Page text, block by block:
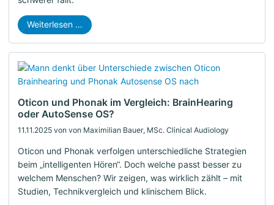
Weiterlesen …
11.11.2025 von von Maximilian Bauer, MSc. Clinical Audiology
Oticon und Phonak im Vergleich: BrainHearing
oder AutoSense OS?
Oticon und Phonak verfolgen unterschiedliche Strategien
beim „intelligenten Hören“. Doch welche passt besser zu
welchem Menschen? Wir zeigen, was wirklich zählt – mit
Studien, Technikvergleich und klinischem Blick.